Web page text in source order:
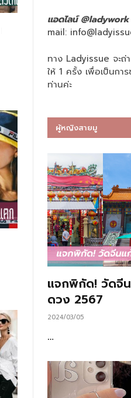
แอดไลน์ @ladywork
mail:
ทาง Ladyissue จะ
ให้ 1 ครั้ง เพื่อเป็นกา
ท่านค่ะ
ผู้หญิงสายมู
แจกพิกัด! วัดจี
ดวง 2567
2024/03/05
…